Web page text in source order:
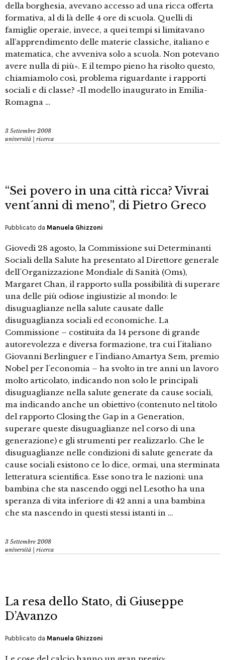
della borghesia, avevano accesso ad una ricca offerta
formativa, al di là delle 4 ore di scuola. Quelli di
famiglie operaie, invece, a quei tempi si limitavano
all’apprendimento delle materie classiche, italiano e
matematica, che avveniva solo a scuola. Non potevano
avere nulla di più». E il tempo pieno ha risolto questo,
chiamiamolo così, problema riguardante i rapporti
sociali e di classe? «Il modello inaugurato in Emilia-
Romagna …
3 Settembre 2008
università | ricerca
“Sei povero in una città ricca? Vivrai
vent´anni di meno”, di Pietro Greco
Pubblicato da Manuela Ghizzoni
Giovedì 28 agosto, la Commissione sui Determinanti
Sociali della Salute ha presentato al Direttore generale
dell´Organizzazione Mondiale di Sanità (Oms),
Margaret Chan, il rapporto sulla possibilità di superare
una delle più odiose ingiustizie al mondo: le
disuguaglianze nella salute causate dalle
disuguaglianza sociali ed economiche. La
Commissione – costituita da 14 persone di grande
autorevolezza e diversa formazione, tra cui l´italiano
Giovanni Berlinguer e l´indiano Amartya Sem, premio
Nobel per l´economia – ha svolto in tre anni un lavoro
molto articolato, indicando non solo le principali
disuguaglianze nella salute generate da cause sociali,
ma indicando anche un obiettivo (contenuto nel titolo
del rapporto Closing the Gap in a Generation,
superare queste disuguaglianze nel corso di una
generazione) e gli strumenti per realizzarlo. Che le
disuguaglianze nelle condizioni di salute generate da
cause sociali esistono ce lo dice, ormai, una sterminata
letteratura scientifica. Esse sono tra le nazioni: una
bambina che sta nascendo oggi nel Lesotho ha una
speranza di vita inferiore di 42 anni a una bambina
che sta nascendo in questi stessi istanti in …
3 Settembre 2008
università | ricerca
La resa dello Stato, di Giuseppe
D’Avanzo
Pubblicato da Manuela Ghizzoni